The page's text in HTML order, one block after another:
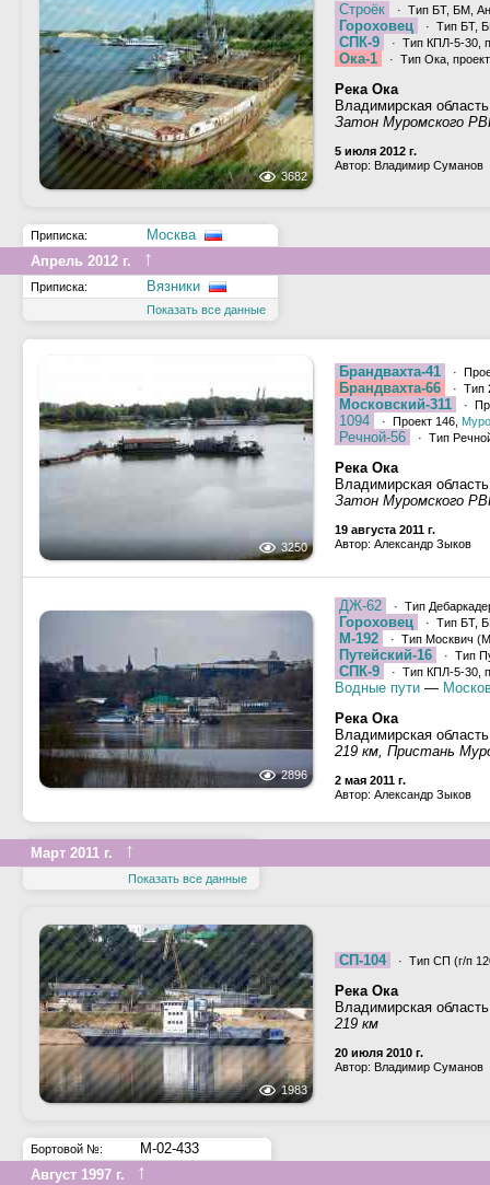
3682
Строёк · Тип БТ, БМ,
Гороховец · Тип БТ,
СПК-9 · Тип КПЛ-5-30,
Ока-1 · Тип Ока,
Река Ока
Владимирская
Затон Муромского
5 июля 2012 г.
Автор: Владимир Суманов
Приписка:
Москва
Апрель 2012 г.
↑
Приписка: Вязники
Показать все данные
3250
Брандвахта-41 ·
Брандвахта-66 · Тип
Московский-311 ·
1094 · Проект 146,
Речной-56 · Тип
Река Ока
Владимирская
Затон Муромского
19 августа 2011 г.
Автор: Александр Зыков
2896
ДЖ-62 · Тип
Гороховец · Тип БТ,
М-192 · Тип Москвич
Путейский-16 · Тип
СПК-9 · Тип КПЛ-5-30,
Водные пути —
Река Ока
Владимирская
219 км, Пристань
2 мая 2011 г.
Автор: Александр Зыков
Март 2011 г. ↑
Показать все данные
1983
СП-104 · Тип СП (г/п
Река Ока
Владимирская
219 км
20 июля 2010 г.
Автор: Владимир Суманов
Бортовой №:
М-02-433
Август 1997 г.
↑